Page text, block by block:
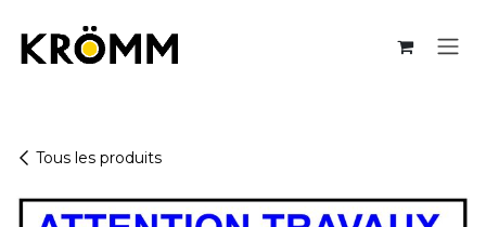
Tous les produits